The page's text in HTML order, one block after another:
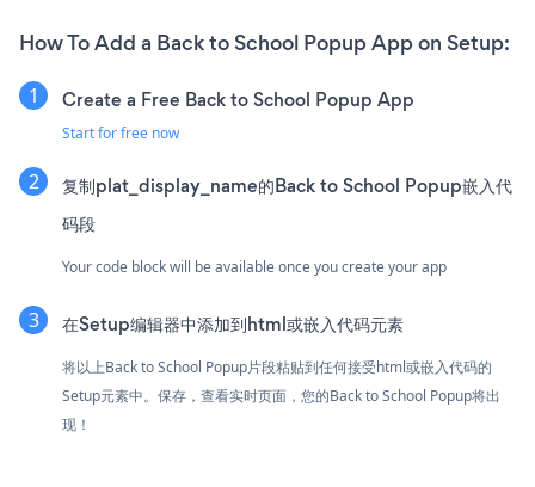
How To Add a Back to School Popup App on Setup:
Create a Free Back to School Popup App
Start for free now
复制plat_display_name的Back to School Popup嵌入代
码段
Your code block will be available once you create your app
在Setup编辑器中添加到html或嵌入代码元素
将以上Back to School Popup片段粘贴到任何接受html或嵌入代码的
Setup元素中。保存，查看实时页面，您的Back to School Popup将出
现！